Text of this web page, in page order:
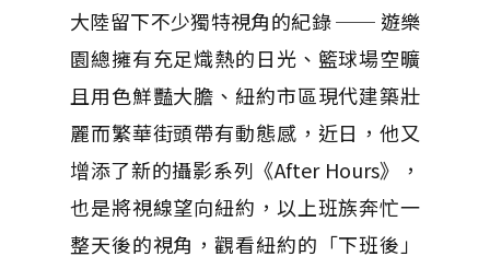
大陸留下不少獨特視角的紀錄 ── 遊樂
園總擁有充足熾熱的日光、籃球場空曠
且用色鮮豔大膽、紐約市區現代建築壯
麗而繁華街頭帶有動態感，近日，他又
增添了新的攝影系列《After Hours》，
也是將視線望向紐約，以上班族奔忙一
整天後的視角，觀看紐約的「下班後」